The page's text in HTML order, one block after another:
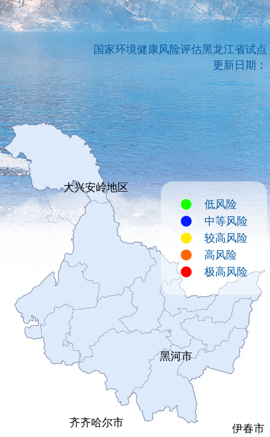
国家环境健康风险评估黑龙江省试点
更新日期：
大兴安岭地区
黑河市
齐齐哈尔市 伊春市
低风险
中等风险
较高风险
高风险
极高风险